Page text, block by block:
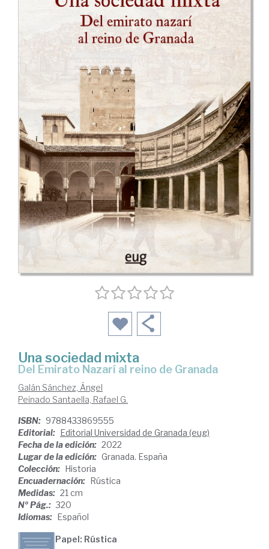
Una sociedad mixta
del Emirato Nazarí al reino de Granada
Galán Sánchez, Ángel
Peinado Santaella, Rafael G.
ISBN: 9788433869555
Editorial: Editorial Universidad de Granada (eug)
Fecha de la edición: 2022
Lugar de la edición: Granada. España
Colección: Historia
Encuadernación: Rústica
Medidas: 21 cm
Nº Pág.: 320
Idiomas: Español
Papel: Rústica